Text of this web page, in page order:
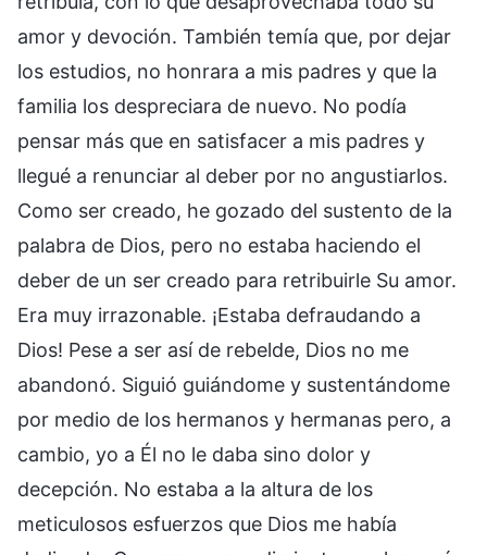
amor y devoción. También temía que, por dejar
los estudios, no honrara a mis padres y que la
familia los despreciara de nuevo. No podía
pensar más que en satisfacer a mis padres y
llegué a renunciar al deber por no angustiarlos.
Como ser creado, he gozado del sustento de la
palabra de Dios, pero no estaba haciendo el
deber de un ser creado para retribuirle Su amor.
Era muy irrazonable. ¡Estaba defraudando a
Dios! Pese a ser así de rebelde, Dios no me
abandonó. Siguió guiándome y sustentándome
por medio de los hermanos y hermanas pero, a
cambio, yo a Él no le daba sino dolor y
decepción. No estaba a la altura de los
meticulosos esfuerzos que Dios me había